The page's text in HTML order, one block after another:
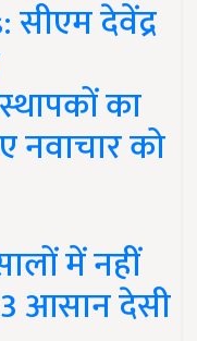
देवेंद्र
का
नवाचार को
में नहीं
आसान देसी